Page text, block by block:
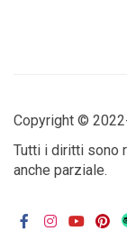
Copyright ©
Tutti i diritti sono
anche parziale.